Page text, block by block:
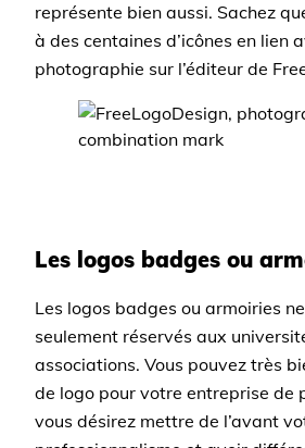
représente bien aussi. Sachez
à des centaines d’icônes en lien
photographie sur l’éditeur de
Les logos badges ou
Les logos badges ou armoiries
seulement réservés aux
associations. Vous pouvez très
de logo pour votre entreprise de
vous désirez mettre de l’avant